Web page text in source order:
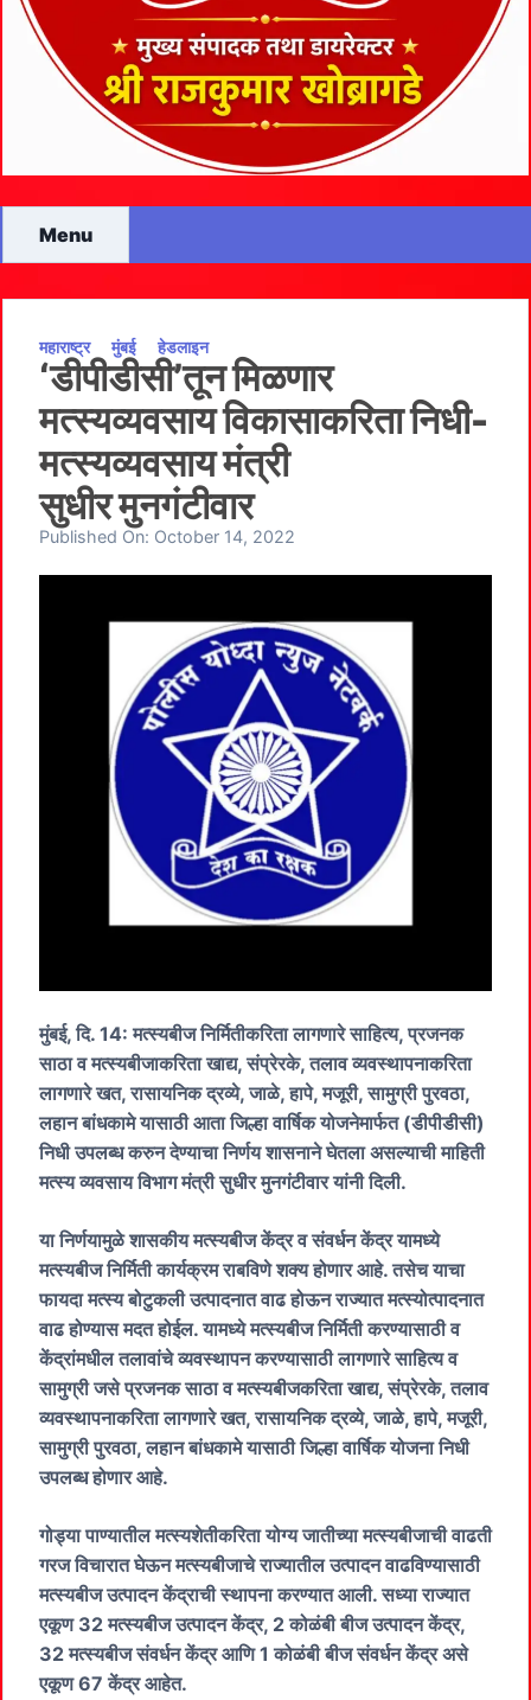
Menu
महाराष्ट्र मुंबई हेडलाइन
‘डीपीडीसी’तून मिळणार
मत्स्यव्यवसाय विकासाकरिता निधी-
मत्स्यव्यवसाय मंत्री
सुधीर मुनगंटीवार
Published On: October 14, 2022
मुंबई, दि. 14: मत्स्यबीज निर्मितीकरिता लागणारे साहित्य, प्रजनक
साठा व मत्स्यबीजाकरिता खाद्य, संप्रेरके, तलाव व्यवस्थापनाकरिता
लागणारे खत, रासायनिक द्रव्ये, जाळे, हापे, मजूरी, सामुग्री पुरवठा,
लहान बांधकामे यासाठी आता जिल्हा वार्षिक योजनेमार्फत (डीपीडीसी)
निधी उपलब्ध करुन देण्याचा निर्णय शासनाने घेतला असल्याची माहिती
मत्स्य व्यवसाय विभाग मंत्री सुधीर मुनगंटीवार यांनी दिली.
या निर्णयामुळे शासकीय मत्स्यबीज केंद्र व संवर्धन केंद्र यामध्ये
मत्स्यबीज निर्मिती कार्यक्रम राबविणे शक्य होणार आहे. तसेच याचा
फायदा मत्स्य बोटुकली उत्पादनात वाढ होऊन राज्यात मत्स्योत्पादनात
वाढ होण्यास मदत होईल. यामध्ये मत्स्यबीज निर्मिती करण्यासाठी व
केंद्रांमधील तलावांचे व्यवस्थापन करण्यासाठी लागणारे साहित्य व
सामुग्री जसे प्रजनक साठा व मत्स्यबीजकरिता खाद्य, संप्रेरके, तलाव
व्यवस्थापनाकरिता लागणारे खत, रासायनिक द्रव्ये, जाळे, हापे, मजूरी,
सामुग्री पुरवठा, लहान बांधकामे यासाठी जिल्हा वार्षिक योजना निधी
उपलब्ध होणार आहे.
गोड्या पाण्यातील मत्स्यशेतीकरिता योग्य जातीच्या मत्स्यबीजाची वाढती
गरज विचारात घेऊन मत्स्यबीजाचे राज्यातील उत्पादन वाढविण्यासाठी
मत्स्यबीज उत्पादन केंद्राची स्थापना करण्यात आली. सध्या राज्यात
एकूण 32 मत्स्यबीज उत्पादन केंद्र, 2 कोळंबी बीज उत्पादन केंद्र,
32 मत्स्यबीज संवर्धन केंद्र आणि 1 कोळंबी बीज संवर्धन केंद्र असे
एकूण 67 केंद्र आहेत.